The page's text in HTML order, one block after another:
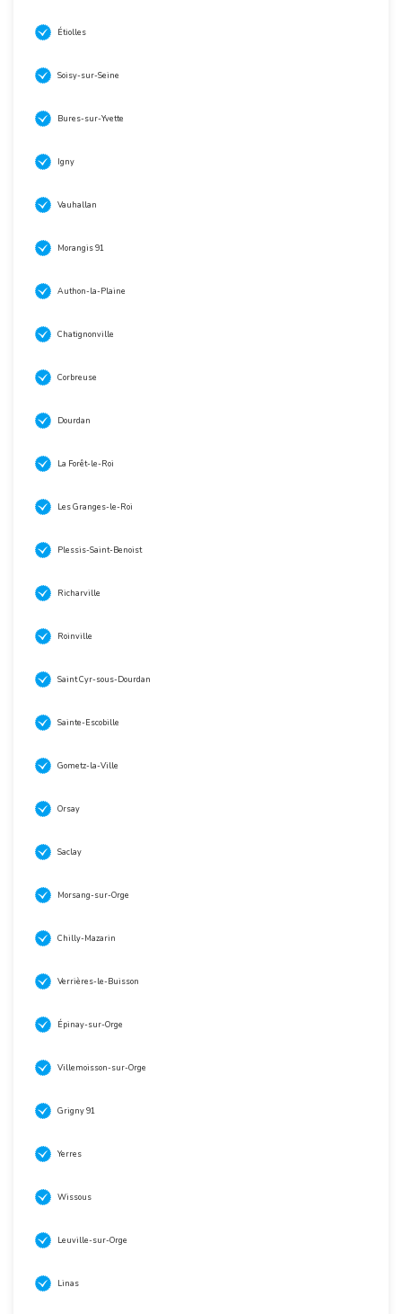
Étiolles
Soisy-sur-Seine
Bures-sur-Yvette
Igny
Vauhallan
Morangis 91
Authon-la-Plaine
Chatignonville
Corbreuse
Dourdan
La Forêt-le-Roi
Les Granges-le-Roi
Plessis-Saint-Benoist
Richarville
Roinville
Saint Cyr-sous-Dourdan
Sainte-Escobille
Gometz-la-Ville
Orsay
Saclay
Morsang-sur-Orge
Chilly-Mazarin
Verrières-le-Buisson
Épinay-sur-Orge
Villemoisson-sur-Orge
Grigny 91
Yerres
Wissous
Leuville-sur-Orge
Linas